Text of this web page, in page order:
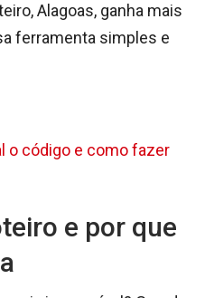
Alagoas, ganha mais
ferramenta simples e
o código e como fazer
e por que